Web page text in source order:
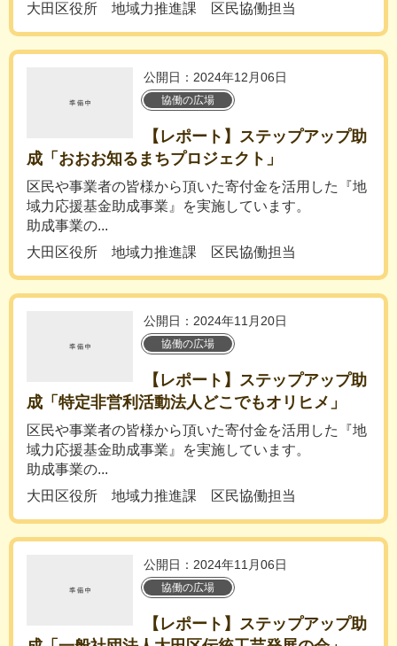
大田区役所 地域力推進課 区民協働担当
公開日：2024年12月06日
協働の広場
【レポート】ステップアップ助
成「おおお知るまちプロジェクト」
区民や事業者の皆様から頂いた寄付金を活用した『地
域力応援基金助成事業』を実施しています。
助成事業の...
大田区役所 地域力推進課 区民協働担当
公開日：2024年11月20日
協働の広場
【レポート】ステップアップ助
成「特定非営利活動法人どこでもオリヒメ」
区民や事業者の皆様から頂いた寄付金を活用した『地
域力応援基金助成事業』を実施しています。
助成事業の...
大田区役所 地域力推進課 区民協働担当
公開日：2024年11月06日
協働の広場
【レポート】ステップアップ助